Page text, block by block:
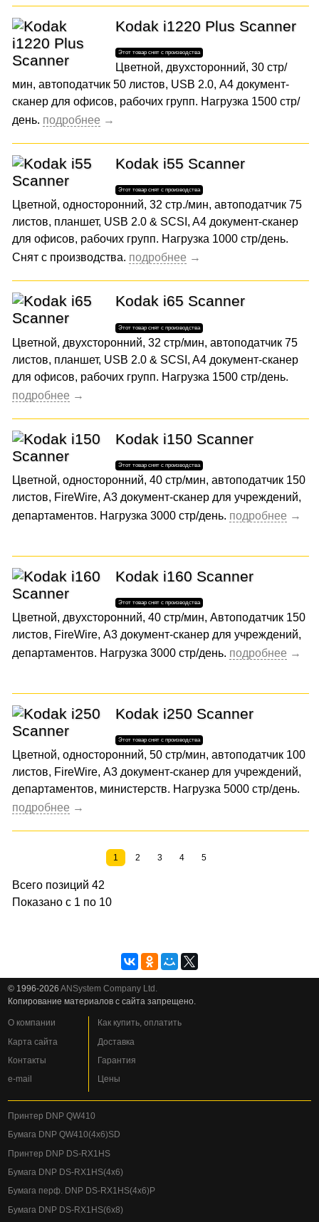
Kodak i1220 Plus Scanner
Цветной, двухсторонний, 30 стр/
мин, автоподатчик 50 листов, USB 2.0, А4 документ-
сканер для офисов, рабочих групп. Нагрузка 1500 стр/
день.
Kodak i55 Scanner
Цветной, односторонний, 32 стр./мин, автоподатчик 75
листов, планшет, USB 2.0 & SCSI, A4 документ-сканер
для офисов, рабочих групп. Нагрузка 1000 стр/день.
Снят с производства.
Kodak i65 Scanner
Цветной, двухсторонний, 32 стр/мин, автоподатчик 75
листов, планшет, USB 2.0 & SCSI, A4 документ-сканер
для офисов, рабочих групп. Нагрузка 1500 стр/день.
Kodak i150 Scanner
Цветной, односторонний, 40 стр/мин, автоподатчик 150
листов, FireWire, А3 документ-сканер для учреждений,
департаментов. Нагрузка 3000 стр/день.
Kodak i160 Scanner
Цветной, двухсторонний, 40 стр/мин, Автоподатчик 150
листов, FireWire, А3 документ-сканер для учреждений,
департаментов. Нагрузка 3000 стр/день.
Kodak i250 Scanner
Цветной, односторонний, 50 стр/мин, автоподатчик 100
листов, FireWire, А3 документ-сканер для учреждений,
департаментов, министерств. Нагрузка 5000 стр/день.
1 2 3 4 5
Всего позиций 42
Показано с 1 по 10
© 1996-2026ANSystem Company Ltd.
Копирование материалов с сайта запрещено.
О компании
Карта сайта
Контакты
e-mail
Как купить, оплатить
Доставка
Гарантия
Цены
Принтер DNP QW410
Бумага DNP QW410(4x6)SD
Принтер DNP DS-RX1HS
Бумага DNP DS-RX1HS(4x6)
Бумага перф. DNP DS-RX1HS(4x6)P
Бумага DNP DS-RX1HS(6x8)